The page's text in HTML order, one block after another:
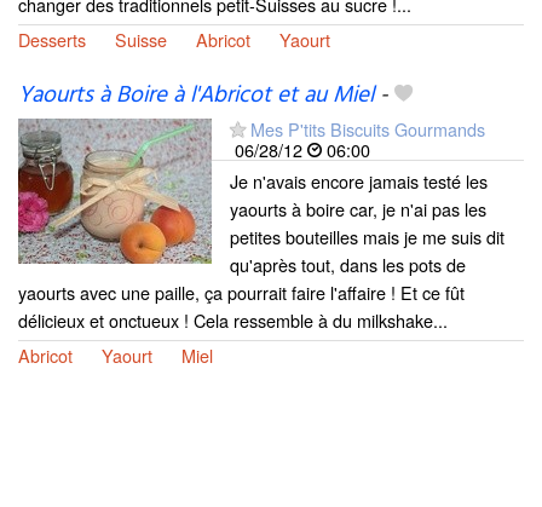
Desserts
Suisse Abricot Yaourt
Yaourts à Boire à l'Abricot et au Miel-
Mes P'tits Biscuits Gourmands
06/28/12
06:00
Je n'avais encore jamais testé les
yaourts à boire car, je n'ai pas les
petites bouteilles mais je me suis dit
qu'après tout, dans les pots de
yaourts avec une paille, ça pourrait faire l'affaire ! Et ce fût
délicieux et onctueux ! Cela ressemble à du milkshake...
Abricot
Yaourt Miel